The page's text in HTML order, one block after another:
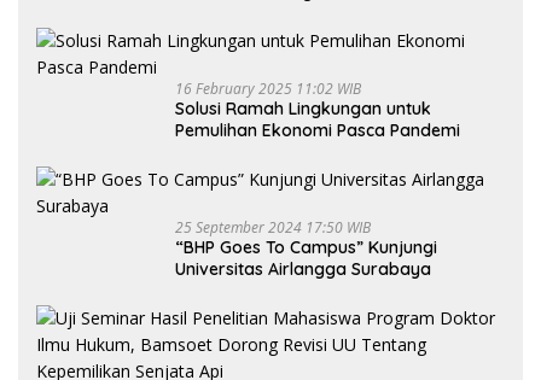
16 February 2025 11:02 WIB
Solusi Ramah Lingkungan untuk
Pemulihan Ekonomi Pasca Pandemi
25 September 2024 17:50 WIB
“BHP Goes To Campus” Kunjungi
Universitas Airlangga Surabaya